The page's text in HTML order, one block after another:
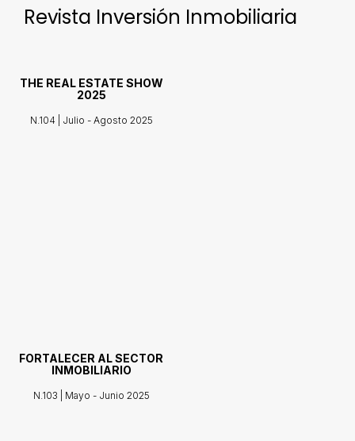
Revista Inversión Inmobiliaria
THE REAL ESTATE SHOW
2025
N.104 | Julio - Agosto 2025
FORTALECER AL SECTOR
INMOBILIARIO
N.103 | Mayo - Junio 2025